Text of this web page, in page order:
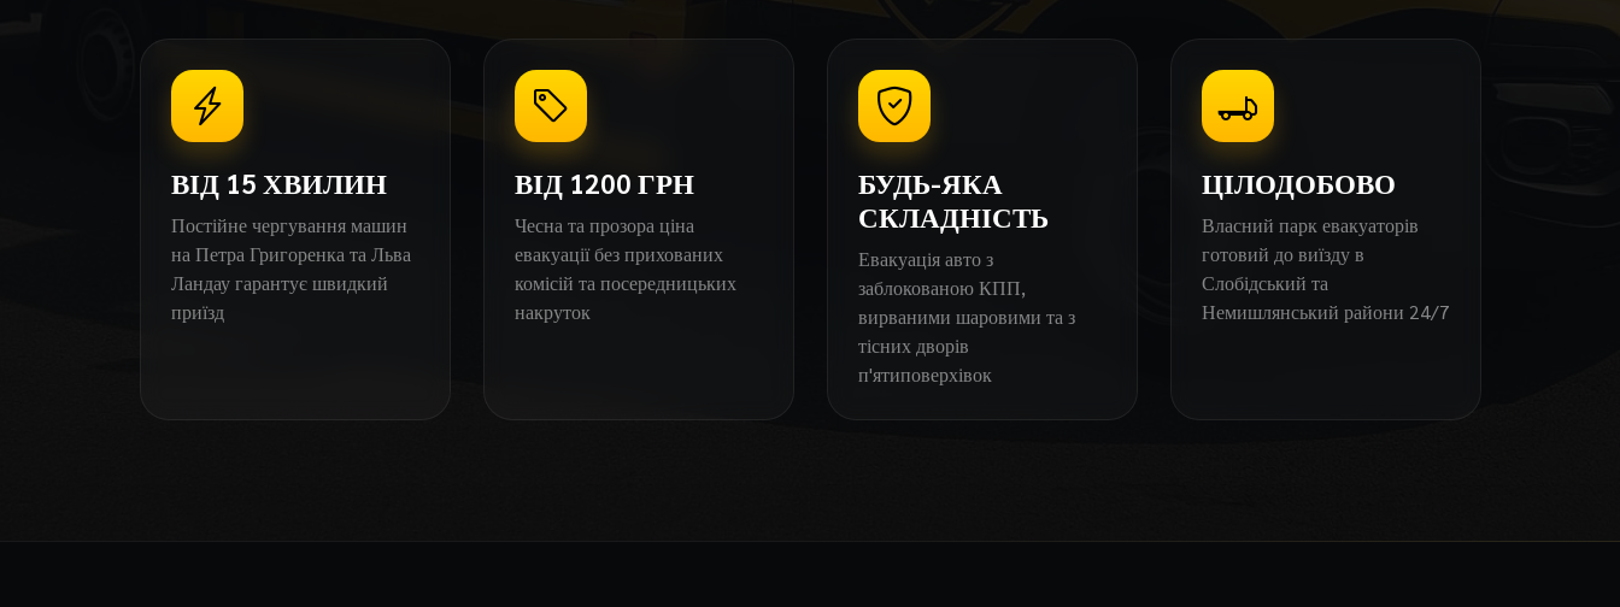
ВІД 15 ХВИЛИН
Постійне чергування машин
на Петра Григоренка та Льва
Ландау гарантує швидкий
приїзд
ВІД 1200 ГРН
Чесна та прозора ціна
евакуації без прихованих
комісій та посередницьких
накруток
БУДЬ-ЯКА
СКЛАДНІСТЬ
Евакуація авто з
заблокованою КПП,
вирваними шаровими та з
тісних дворів
п'ятиповерхівок
ЦІЛОДОБОВО
Власний парк евакуаторів
готовий до виїзду в
Слобідський та
Немишлянський райони 24/7